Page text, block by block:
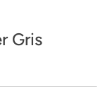
Gris